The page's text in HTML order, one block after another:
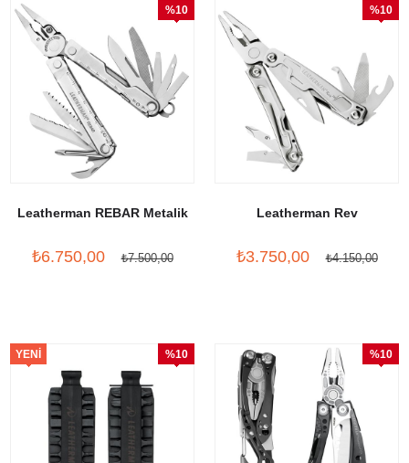
Leatherman REBAR Metalik
₺6.750,00 ₺7.500,00
%10
Leatherman Rev
₺3.750,00 ₺4.150,00
%10
%10
YENI
%10